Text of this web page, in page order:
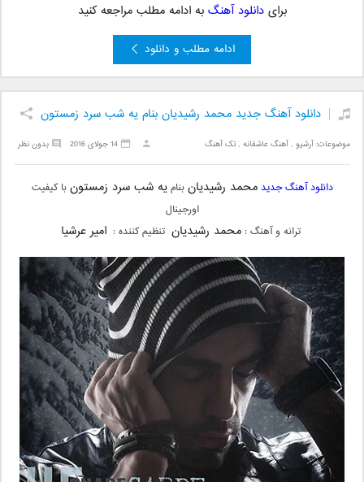
برایدانلود آهنگ به ادامه مطلب مراجعه کنید
ادامه مطلب و دانلود
دانلود آهنگ جدید محمد رشیدیان بنام یه شب سرد زمستون
موضوعات:آرشیو ,آهنگ عاشقانه ,تک آهنگ بدون نظر 14 جولای 2016
دانلود آهنگ جدید محمد رشیدیانبنامیه شب سرد زمستونبا کیفیت
اورجینال
ترانه و آهنگ :محمد رشیدیان تنظیم کننده :امیر عرشیا